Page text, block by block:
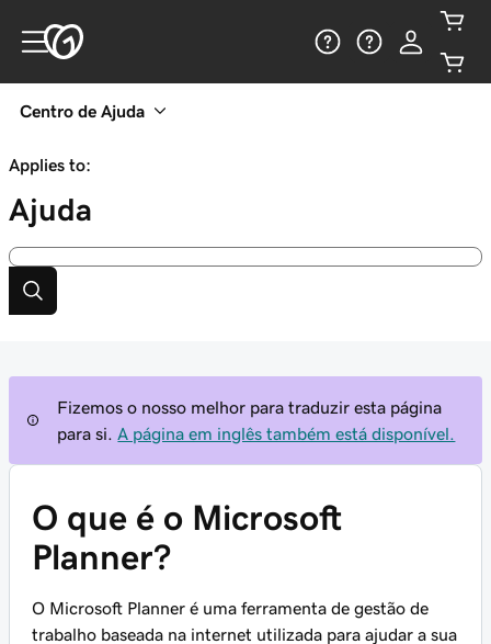
Centro de Ajuda
Applies to:
Ajuda
Fizemos o nosso melhor para traduzir esta página
para si.
A página em inglês também está disponível.
O que é o Microsoft
Planner?
O Microsoft Planner é uma ferramenta de gestão de
trabalho baseada na internet utilizada para ajudar a sua